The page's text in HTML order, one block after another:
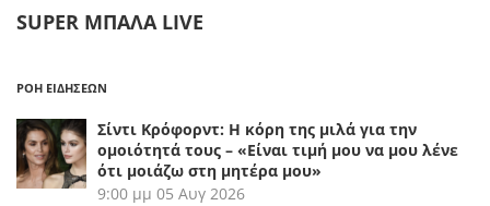
SUPER ΜΠΑΛΑ LIVE
ΡΟΗ ΕΙΔΗΣΕΩΝ
Σίντι Κρόφορντ: Η κόρη της μιλά για την
ομοιότητά τους – «Είναι τιμή μου να μου λένε
ότι μοιάζω στη μητέρα μου»
9:00 μμ 05 Αυγ 2026